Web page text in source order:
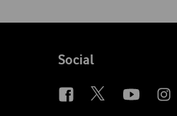
Follow
Social